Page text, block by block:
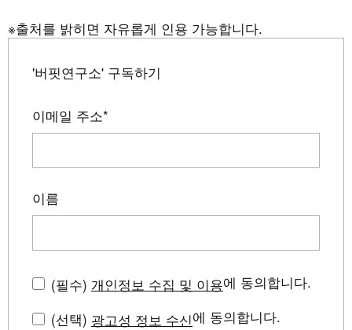
※출처를 밝히면 자유롭게 인용 가능합니다.
'버핏연구소' 구독하기
이메일 주소*
이름
(필수) 개인정보 수집 및 이용에 동의합니다.
(선택) 광고성 정보 수신에 동의합니다.